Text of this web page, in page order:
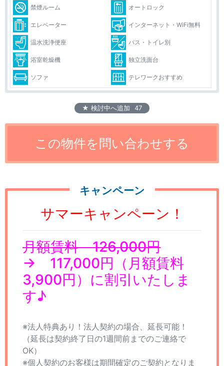
禁煙ルーム オートロック
エレベーター インターネット・WiFi無料
温水洗浄便座 バス・トイレ別
浴室乾燥機 独立洗面台
ソファ テレワークおすすめ
★ 検討中へ追加 47
キャンペーン
サマーキャンペーン！
月額賃料 126,000円
→ 117,000円（月額賃料
3,900円）に割引いたしま
す♪
※法人特典あり！法人契約の場合、延長可能！
（延長は契約終了日の1週間前までのご連絡で
OK）
※個人契約のお客様は期間確定のご契約となりま